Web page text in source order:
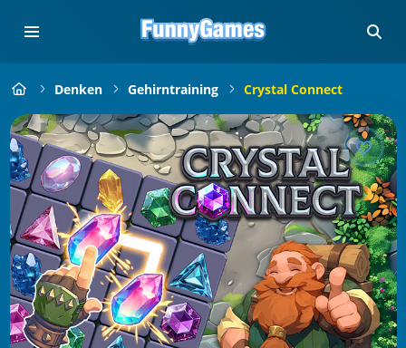
Denken Gehirntraining Crystal Connect